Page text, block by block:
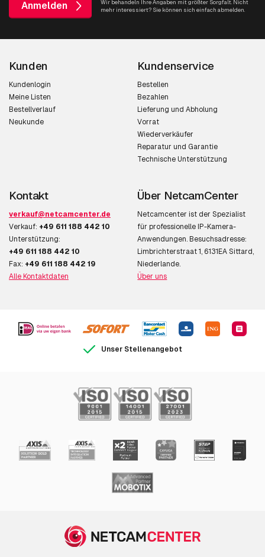
Anmelden
Wir behandeln Ihre Angaben mit größter Sorgfalt. Nicht
mehr interessiert? Sie können sich einfach abmelden.
Kunden
Kundenlogin
Meine Listen
Bestellverlauf
Neukunde
Kundenservice
Bestellen
Bezahlen
Lieferung und Abholung
Vorrat
Wiederverkäufer
Reparatur und Garantie
Technische Unterstützung
Kontakt
verkauf@netcamcenter.de
Verkauf: +49 611 188 442 10
Unterstützung:
+49 611 188 442 10
Fax: +49 611 188 442 19
Alle Kontaktdaten
Über NetcamCenter
Netcamcenter ist der Spezialist
für professionelle IP-Kamera-
Anwendungen. Besuchsadresse:
Limbrichterstraat 1, 6131EA Sittard,
Niederlande.
Über uns
Unser Stellenangebot